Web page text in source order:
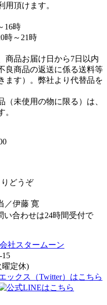
用頂けます。
16時
～21時
商品お届け日から7日以内
良商品の返送に係る送料等
ます）。弊社より代替品を
未使用の物に限る）は、
。
どうぞ
／伊藤 寛
合わせは24時間受付で
曜定休)